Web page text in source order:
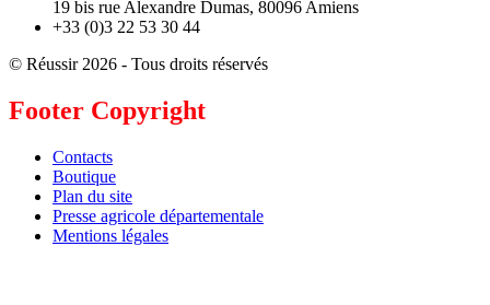
19 bis rue Alexandre Dumas, 80096 Amiens
+33 (0)3 22 53 30 44
© Réussir 2026 - Tous droits réservés
Footer Copyright
Contacts
Boutique
Plan du site
Presse agricole départementale
Mentions légales